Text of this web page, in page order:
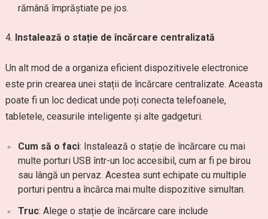
rămână împrăștiate pe jos.
Instalează o stație de încărcare centralizată
Un alt mod de a organiza eficient dispozitivele electronice
este prin crearea unei stații de încărcare centralizate. Aceasta
poate fi un loc dedicat unde poți conecta telefoanele,
tabletele, ceasurile inteligente și alte gadgeturi.
Cum să o faci: Instalează o stație de încărcare cu mai
multe porturi USB într-un loc accesibil, cum ar fi pe birou
sau lângă un pervaz. Acestea sunt echipate cu multiple
porturi pentru a încărca mai multe dispozitive simultan.
Truc: Alege o stație de încărcare care include